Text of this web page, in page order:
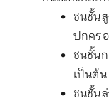
ชนชั้น
ปกคร
ชนชั้น
เป็นต้น
ชนชั้น